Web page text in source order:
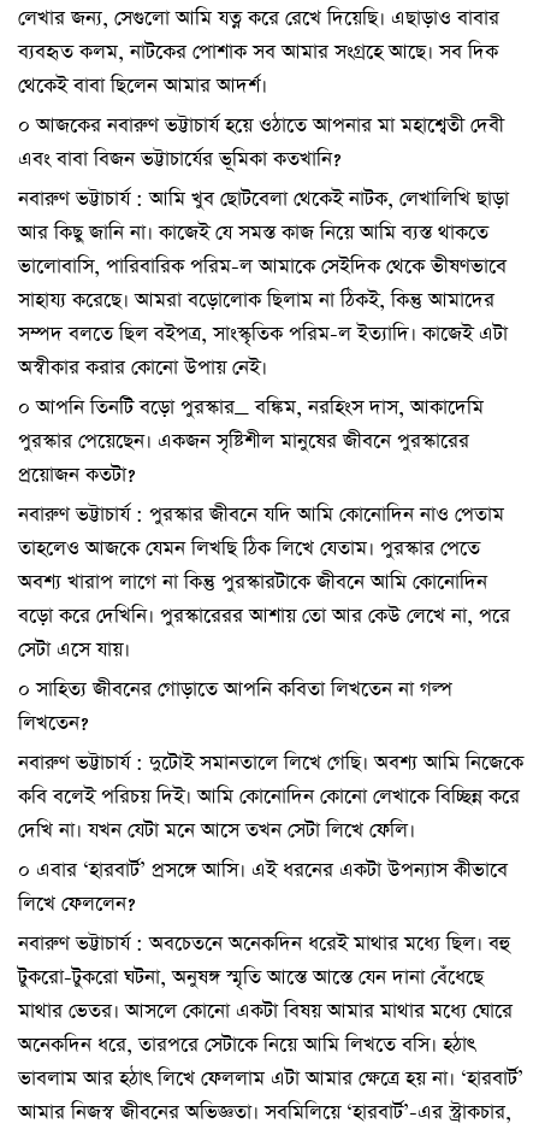
লেখার জন্য, সেগুলো আমি যত্ন করে রেখে দিয়েছি। এছাড়াও বাবার
ব্যবহৃত কলম, নাটকের পোশাক সব আমার সংগ্রহে আছে। সব দিক
থেকেই বাবা ছিলেন আমার আদর্শ।
০ আজকের নবারুণ ভট্টাচার্য হয়ে ওঠাতে আপনার মা মহাশ্বেতী দেবী
এবং বাবা বিজন ভট্টাচার্যের ভূমিকা কতখানি?
নবারুণ ভট্টাচার্য : আমি খুব ছোটবেলা থেকেই নাটক, লেখালিখি ছাড়া
আর কিছু জানি না। কাজেই যে সমস্ত কাজ নিয়ে আমি ব্যস্ত থাকতে
ভালোবাসি, পারিবারিক পরিম-ল আমাকে সেইদিক থেকে ভীষণভাবে
সাহায্য করেছে। আমরা বড়োলোক ছিলাম না ঠিকই, কিন্তু আমাদের
সম্পদ বলতে ছিল বইপত্র, সাংস্কৃতিক পরিম-ল ইত্যাদি। কাজেই এটা
অস্বীকার করার কোনো উপায় নেই।
০ আপনি তিনটি বড়ো পুরস্কার_ বঙ্কিম, নরহিংস দাস, আকাদেমি
পুরস্কার পেয়েছেন। একজন সৃষ্টিশীল মানুষের জীবনে পুরস্কারের
প্রয়োজন কতটা?
নবারুণ ভট্টাচার্য : পুরস্কার জীবনে যদি আমি কোনোদিন নাও পেতাম
তাহলেও আজকে যেমন লিখছি ঠিক লিখে যেতাম। পুরস্কার পেতে
অবশ্য খারাপ লাগে না কিন্তু পুরস্কারটাকে জীবনে আমি কোনোদিন
বড়ো করে দেখিনি। পুরস্কারেরর আশায় তো আর কেউ লেখে না, পরে
সেটা এসে যায়।
০ সাহিত্য জীবনের গোড়াতে আপনি কবিতা লিখতেন না গল্প
লিখতেন?
নবারুণ ভট্টাচার্য : দুটোই সমানতালে লিখে গেছি। অবশ্য আমি নিজেকে
কবি বলেই পরিচয় দিই। আমি কোনোদিন কোনো লেখাকে বিচ্ছিন্ন করে
দেখি না। যখন যেটা মনে আসে তখন সেটা লিখে ফেলি।
০ এবার ‘হারবার্ট’ প্রসঙ্গে আসি। এই ধরনের একটা উপন্যাস কীভাবে
লিখে ফেললেন?
নবারুণ ভট্টাচার্য : অবচেতনে অনেকদিন ধরেই মাথার মধ্যে ছিল। বহু
টুকরো-টুকরো ঘটনা, অনুষঙ্গ স্মৃতি আস্তে আস্তে যেন দানা বেঁধেছে
মাথার ভেতর। আসলে কোনো একটা বিষয় আমার মাথার মধ্যে ঘোরে
অনেকদিন ধরে, তারপরে সেটাকে নিয়ে আমি লিখতে বসি। হঠাৎ
ভাবলাম আর হঠাৎ লিখে ফেললাম এটা আমার ক্ষেত্রে হয় না। ‘হারবার্ট’
আমার নিজস্ব জীবনের অভিজ্ঞতা। সবমিলিয়ে ‘হারবার্ট’-এর স্ট্রাকচার,